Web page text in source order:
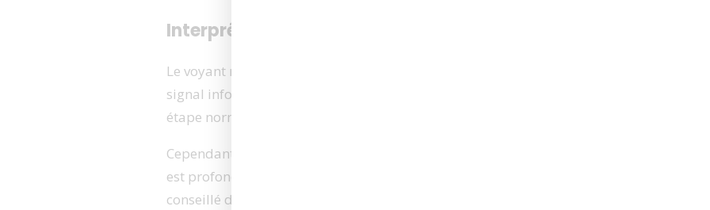
Interpréter le voyant rouge du chargeur Makita
Le voyant rouge sur un chargeur Makita est généralement synonyme d’une batterie
signal informe l’utilisateur que
étape normale et attendue dans le cycle de charge.
Cependant, si
est profondément déchargée ou qu’il y a un problème avec le processus de charge.
conseillé de surveiller la température